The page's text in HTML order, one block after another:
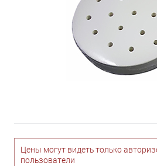
Цены могут видеть только
пользователи